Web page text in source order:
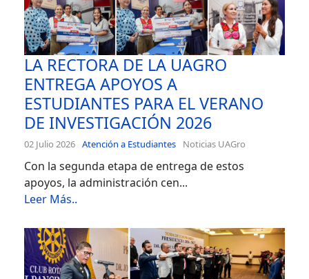
LA RECTORA DE LA UAGRO
ENTREGA APOYOS A
ESTUDIANTES PARA EL VERANO
DE INVESTIGACIÓN 2026
02 Julio 2026 Atención a Estudiantes Noticias UAGro
Con la segunda etapa de entrega de estos
apoyos, la administración cen...
Leer Más..